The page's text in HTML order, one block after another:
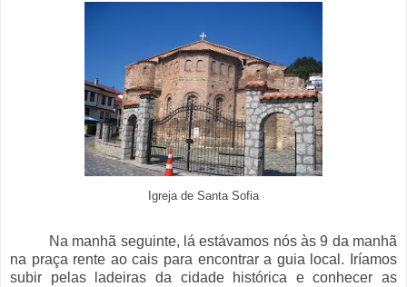
Igreja de Santa Sofia
Na manhã seguinte, lá estávamos nós às 9 da manhã
na praça rente ao cais para encontrar a guia local. Iríamos
subir pelas ladeiras da cidade histórica e conhecer as